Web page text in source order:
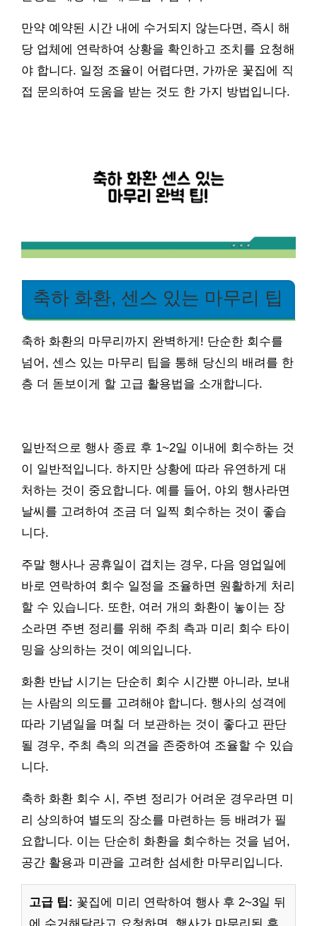
만약 예약된 시간 내에 수거되지 않는다면, 즉시 해
당 업체에 연락하여 상황을 확인하고 조치를 요청해
야 합니다. 일정 조율이 어렵다면, 가까운 꽃집에 직
접 문의하여 도움을 받는 것도 한 가지 방법입니다.
축하 화환, 센스 있는 마무리 팁
축하 화환의 마무리까지 완벽하게! 단순한 회수를
넘어, 센스 있는 마무리 팁을 통해 당신의 배려를 한
층 더 돋보이게 할 고급 활용법을 소개합니다.
일반적으로 행사 종료 후 1~2일 이내에 회수하는 것
이 일반적입니다. 하지만 상황에 따라 유연하게 대
처하는 것이 중요합니다. 예를 들어, 야외 행사라면
날씨를 고려하여 조금 더 일찍 회수하는 것이 좋습
니다.
주말 행사나 공휴일이 겹치는 경우, 다음 영업일에
바로 연락하여 회수 일정을 조율하면 원활하게 처리
할 수 있습니다. 또한, 여러 개의 화환이 놓이는 장
소라면 주변 정리를 위해 주최 측과 미리 회수 타이
밍을 상의하는 것이 예의입니다.
화환 반납 시기는 단순히 회수 시간뿐 아니라, 보내
는 사람의 의도를 고려해야 합니다. 행사의 성격에
따라 기념일을 며칠 더 보관하는 것이 좋다고 판단
될 경우, 주최 측의 의견을 존중하여 조율할 수 있습
니다.
축하 화환 회수 시, 주변 정리가 어려운 경우라면 미
리 상의하여 별도의 장소를 마련하는 등 배려가 필
요합니다. 이는 단순히 화환을 회수하는 것을 넘어,
공간 활용과 미관을 고려한 섬세한 마무리입니다.
고급 팁: 꽃집에 미리 연락하여 행사 후 2~3일 뒤